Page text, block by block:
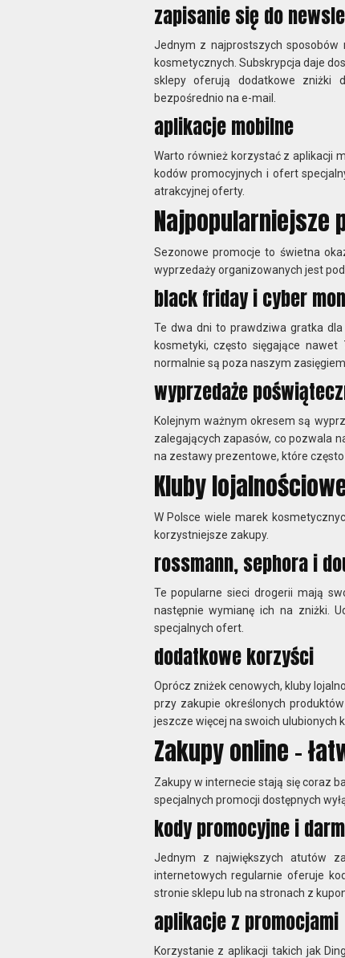
zapisanie się do
Jednym z najprostszych
kosmetycznych. Subskrypcja daje
sklepy oferują dodatkowe zniżki
bezpośrednio na e-mail.
aplikacje mobilne
Warto również korzystać z aplikacji
kodów promocyjnych i ofert
atrakcyjnej oferty.
Najpopularniejsze
Sezonowe promocje to świetna
wyprzedaży organizowanych jest
black friday i cyber
Te dwa dni to prawdziwa gratka
kosmetyki, często sięgające
normalnie są poza naszym
wyprzedaże
Kolejnym ważnym okresem są
zalegających zapasów, co pozwala
na zestawy prezentowe, które
Kluby
W Polsce wiele marek
korzystniejsze zakupy.
rossmann, sephora i
Te popularne sieci drogerii mają
następnie wymianę ich na zniżki.
specjalnych ofert.
dodatkowe korzyści
Oprócz zniżek cenowych, kluby
przy zakupie określonych
jeszcze więcej na swoich ulubionych
Zakupy online –
Zakupy w internecie stają się coraz
specjalnych promocji dostępnych
kody promocyjne i
Jednym z największych atutów
internetowych regularnie oferuje
stronie sklepu lub na stronach z
aplikacje z promocjami
Korzystanie z aplikacji takich jak